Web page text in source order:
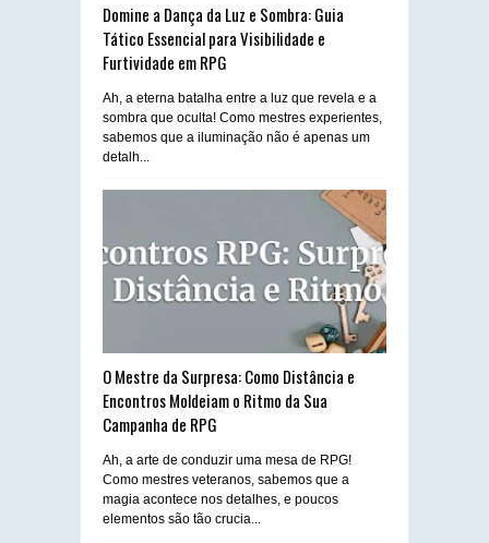
Domine a Dança da Luz e Sombra: Guia
Tático Essencial para Visibilidade e
Furtividade em RPG
Ah, a eterna batalha entre a luz que revela e a
sombra que oculta! Como mestres experientes,
sabemos que a iluminação não é apenas um
detalh...
O Mestre da Surpresa: Como Distância e
Encontros Moldeiam o Ritmo da Sua
Campanha de RPG
Ah, a arte de conduzir uma mesa de RPG!
Como mestres veteranos, sabemos que a
magia acontece nos detalhes, e poucos
elementos são tão crucia...